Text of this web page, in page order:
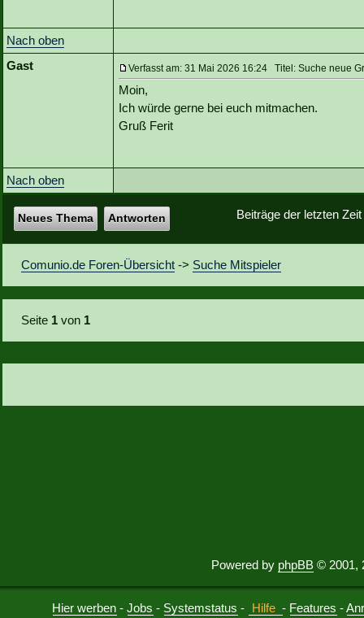
Nach oben
Gast
Verfasst am: 31 Mai 2026 16:24 Titel: Suche neue
Moin,
Ich würde gerne bei euch mitmachen.
Gruß Ferit
Nach oben
Beiträge der letzten
Neues Thema Antworten
Comunio.de Foren-Übersicht -> Suche Mitspieler
Seite 1 von 1
Powered by phpBB © 2001,
Hier werben -Jobs - Systemstatus - Hilfe - Features -